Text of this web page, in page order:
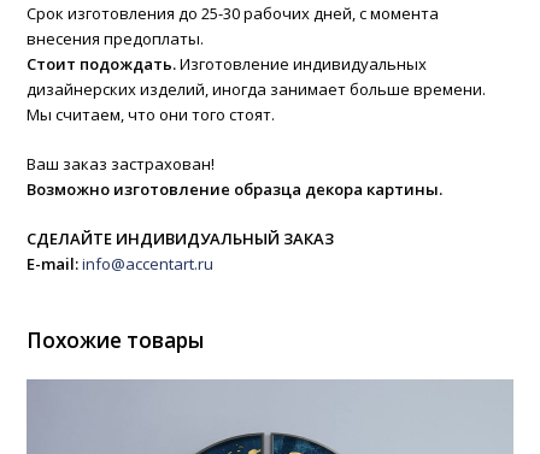
Срок изготовления до 25-30 рабочих дней, с момента
внесения предоплаты.
Стоит подождать.Изготовление индивидуальных
дизайнерских изделий, иногда занимает больше времени.
Мы считаем, что они того стоят.
Ваш заказ застрахован!
Возможно изготовление образца декора картины.
СДЕЛАЙТЕ ИНДИВИДУАЛЬНЫЙ ЗАКАЗ
E-mail:info@accentart.ru
Похожие товары